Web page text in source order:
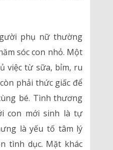
phụ nữ thường
sóc con nhỏ. Một
việc từ sữa, bỉm, ru
phải thức giấc để
bé. Tình thương
con mới sinh là tự
là yếu tố tâm lý
tình dục. Mặt khác